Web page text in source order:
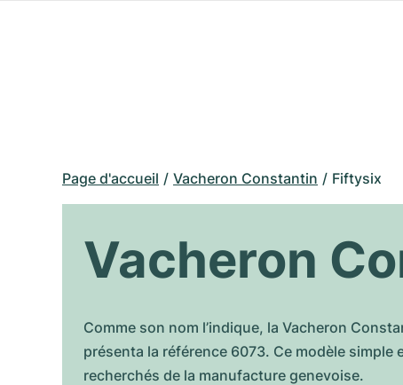
Page d'accueil Vacheron Constantin Fiftysix
Vacheron
Comme son nom l’indique, la Vacheron
présenta la référence 6073. Ce modèle
recherchés de la manufacture genevoise.